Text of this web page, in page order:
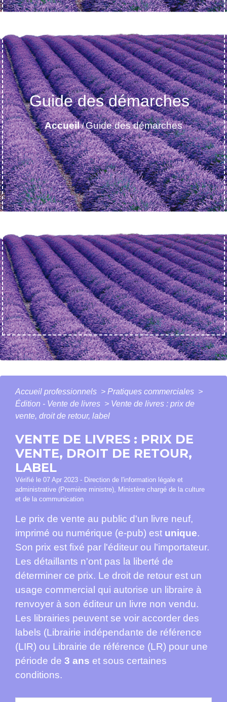
Guide des démarches
Accueil/Guide des démarches
Accueil professionnels > Pratiques commerciales >
Édition - Vente de livres > Vente de livres : prix de
vente, droit de retour, label
VENTE DE LIVRES : PRIX DE
VENTE, DROIT DE RETOUR,
LABEL
Vérifié le 07 Apr 2023 - Direction de l'information légale et
administrative (Première ministre), Ministère chargé de la culture
et de la communication
Le prix de vente au public d'un livre neuf,
imprimé ou numérique (e-pub) est unique.
Son prix est fixé par l'éditeur ou l'importateur.
Les détaillants n'ont pas la liberté de
déterminer ce prix. Le droit de retour est un
usage commercial qui autorise un libraire à
renvoyer à son éditeur un livre non vendu.
Les librairies peuvent se voir accorder des
labels (Librairie indépendante de référence
(LIR) ou Librairie de référence (LR) pour une
période de 3 ans et sous certaines
conditions.